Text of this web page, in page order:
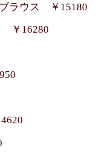
ラウス ￥15180
￥16280